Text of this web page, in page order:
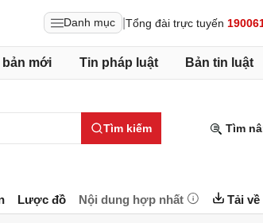
Danh mục Tổng đài trực tuyến
bản mới Tin pháp luật Bản tin luật
Tìm kiếm Tìm
Lược đồ Nội dung hợp nhất Tải về